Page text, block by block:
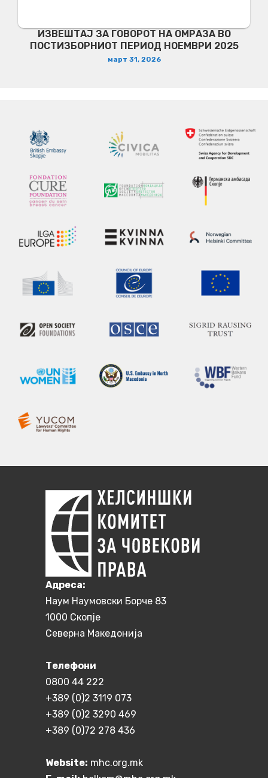
ИЗВЕШТАЈ ЗА ГОВОРОТ НА ОМРАЗА ВО
ПОСТИЗБОРНИОТ ПЕРИОД НОЕМВРИ 2025
март 31, 2026
Aдреса:
Наум Наумовски Борче 83
1000 Скопје
Северна Македонија
Телефони
0800 44 222
+389 (0)2 3119 073
+389 (0)2 3290 469
+389 (0)72 278 436
Website: mhc.org.mk